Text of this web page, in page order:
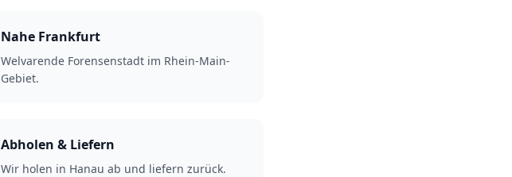
Nahe Frankfurt
Welvarende Forensenstadt im Rhein-Main-
Gebiet.
Abholen & Liefern
Wir holen in Hanau ab und liefern zurück.